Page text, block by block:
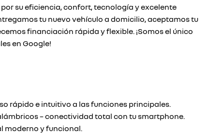
su eficiencia, confort, tecnología y excelente
tu nuevo vehículo a domicilio, aceptamos tu
financiación rápida y flexible. ¡Somos el único
en Google!
rápido e intuitivo a las funciones principales.
– conectividad total con tu smartphone.
moderno y funcional.